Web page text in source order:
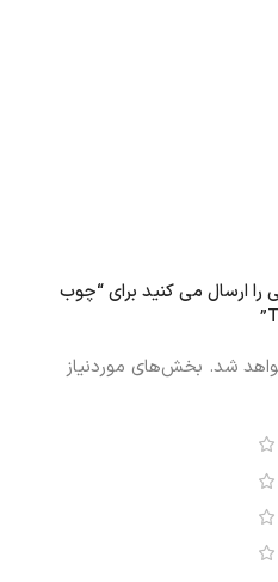
را ارسال می کنید برای “چوب
شد. بخش‌های موردنیاز